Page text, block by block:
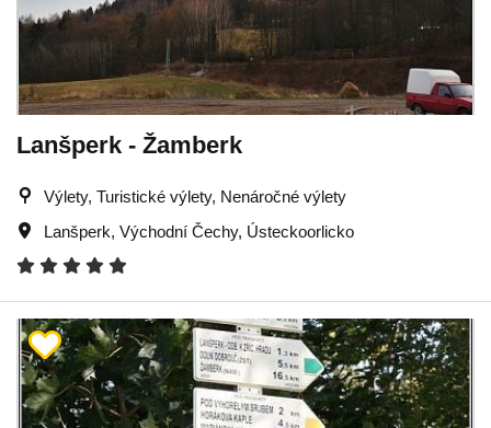
Lanšperk - Žamberk
Výlety, Turistické výlety, Nenáročné výlety
Lanšperk, Východní Čechy, Ústeckoorlicko